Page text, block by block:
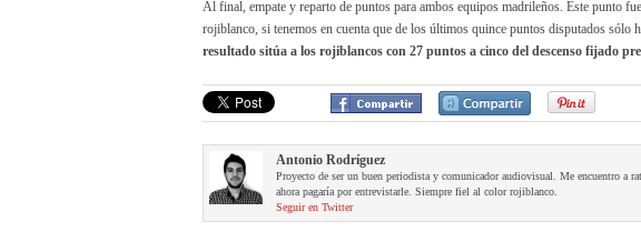
Al final, empate y reparto de puntos para ambos equipos madrileños. Este punto
rojiblanco, si tenemos en cuenta que de los últimos quince puntos disputados sólo
resultado sitúa a los rojiblancos con 27 puntos a cinco del descenso fijado
Antonio Rodríguez
Proyecto de ser un buen periodista y comunicador audiovisual. Me encuentro a
ahora pagaría por entrevistarle. Siempre fiel al color rojiblanco.
Seguir en Twitter